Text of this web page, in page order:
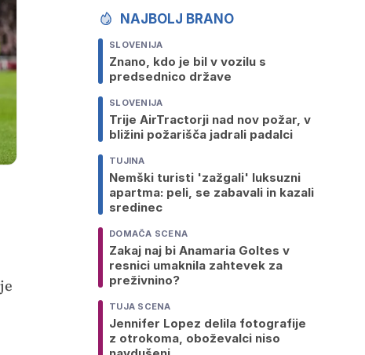
NAJBOLJ BRANO
SLOVENIJA
Znano, kdo je bil v vozilu s
predsednico države
SLOVENIJA
Trije AirTractorji nad nov požar, v
bližini požarišča jadrali padalci
TUJINA
Nemški turisti 'zažgali' luksuzni
apartma: peli, se zabavali in kazali
sredinec
DOMAČA SCENA
Zakaj naj bi Anamaria Goltes v
resnici umaknila zahtevek za
preživnino?
TUJA SCENA
Jennifer Lopez delila fotografije
z otrokoma, oboževalci niso